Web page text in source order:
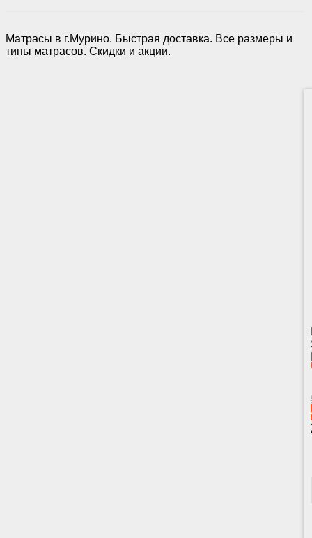
Матрасы в г.Мурино. Быстрая доставка. Все размеры и
типы матрасов. Скидки и акции.